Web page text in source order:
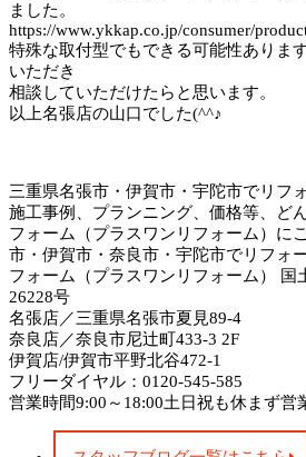
ました。
https://www.ykkap.co.jp/consumer/
特殊な取付型でもできる可能性ありま
いただき
相談していただけたらと思います。
以上名張店の山口でした(^^♪
三重県名張市・伊賀市・宇陀市でリフ
施工事例、プランニング、価格等、ど
フォーム（プラスワンリフォーム）に
市・伊賀市・奈良市・宇陀市でリフォ
フォーム（プラスワンリフォーム） 国
26228号
名張店／三重県名張市夏見89-4
奈良店／奈良市尼辻町433-3 2F
伊賀店/伊賀市平野北谷472-1
フリーダイヤル：0120-545-585
営業時間9:00～18:00土日祝も休まず営